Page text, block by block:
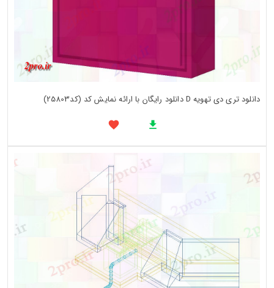
دانلود تری دی تهویه D دانلود رایگان با ارائه نمایش کد (کد25803)